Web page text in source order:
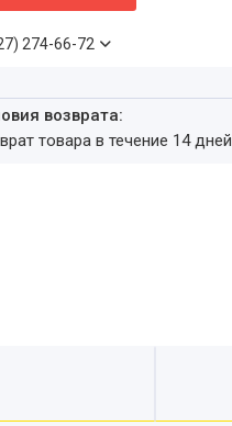
274-66-72
товара в течение 14 дней